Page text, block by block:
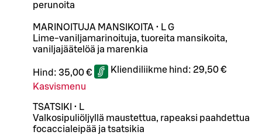
perunoita
MARINOITUJA MANSIKOITA • L G
Lime-vaniljamarinoituja, tuoreita mansikoita,
vaniljajäätelöä ja marenkia
Hind: 35,00 € Kliendiliikme hind: 29,50 €
Kasvismenu
TSATSIKI • L
Valkosipuliöljyllä maustettua, rapeaksi paahdettua
focaccialeipää ja tsatsikia